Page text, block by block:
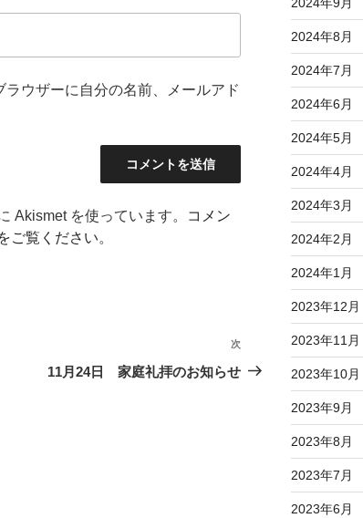
ウザーに自分の名前、メールアド
Akismet を使っています。
コメン
ご覧ください。
次
の
次
11月24日 家庭礼拝のお知らせ
2024年9月
2024年8月
2024年7月
2024年6月
2024年5月
2024年4月
2024年3月
2024年2月
2024年1月
2023年12月
2023年11月
2023年10月
2023年9月
2023年8月
2023年7月
2023年6月